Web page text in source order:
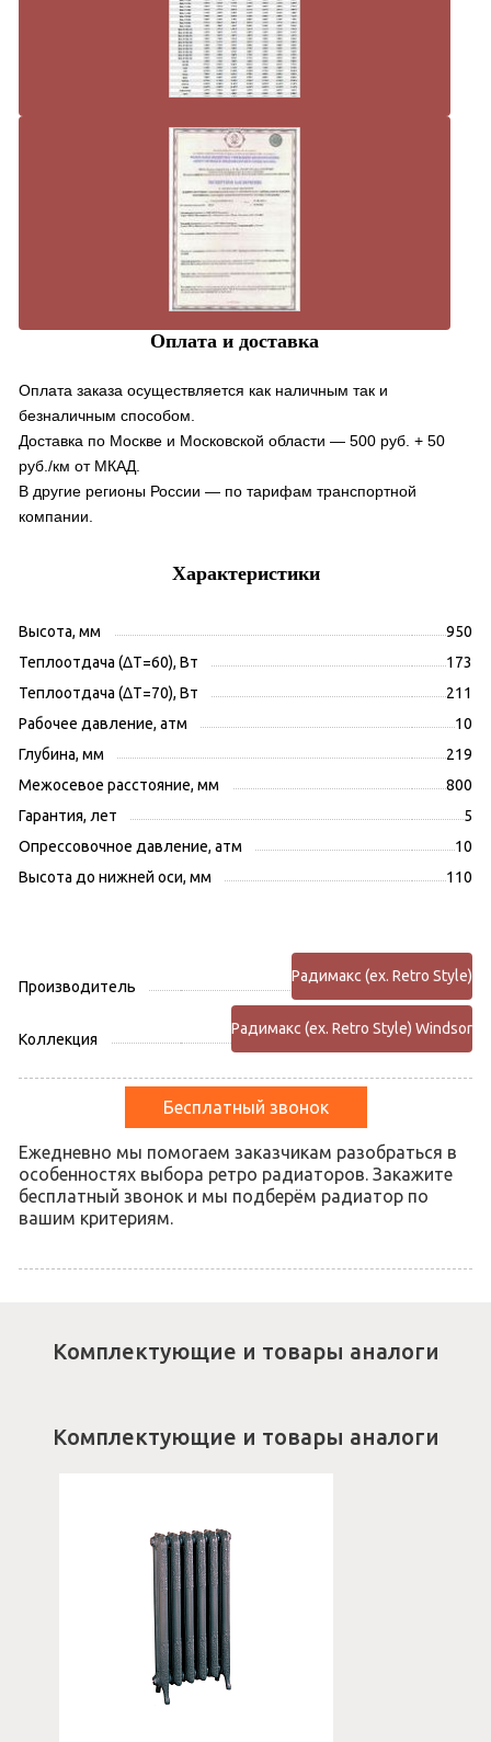
Оплата и доставка
Оплата заказа осуществляется как наличным так и
безналичным способом.
Доставка по Москве и Московской области — 500 руб. + 50
руб./км от МКАД.
В другие регионы России — по тарифам транспортной
компании.
Характеристики
Высота, мм
950
Теплоотдача (ΔT=60), Вт
173
Теплоотдача (ΔT=70), Вт
211
Рабочее давление, атм
10
Глубина, мм
219
Межосевое расстояние, мм
800
Гарантия, лет
5
Опрессовочное давление, атм
10
Высота до нижней оси, мм
110
Производитель
Радимакс (ex. Retro Style)
Коллекция
Радимакс (ex. Retro Style) Windsor
Бесплатный звонок
Ежедневно мы помогаем заказчикам разобраться в
особенностях выбора ретро радиаторов. Закажите
бесплатный звонок и мы подберём радиатор по
вашим критериям.
Комплектующие и товары аналоги
Комплектующие и товары аналоги